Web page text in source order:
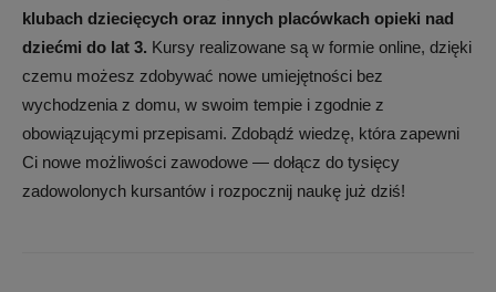
klubach dziecięcych oraz innych placówkach opieki nad
dziećmi do lat 3. Kursy realizowane są w formie online, dzięki
czemu możesz zdobywać nowe umiejętności bez
wychodzenia z domu, w swoim tempie i zgodnie z
obowiązującymi przepisami. Zdobądź wiedzę, która zapewni
Ci nowe możliwości zawodowe — dołącz do tysięcy
zadowolonych kursantów i rozpocznij naukę już dziś!